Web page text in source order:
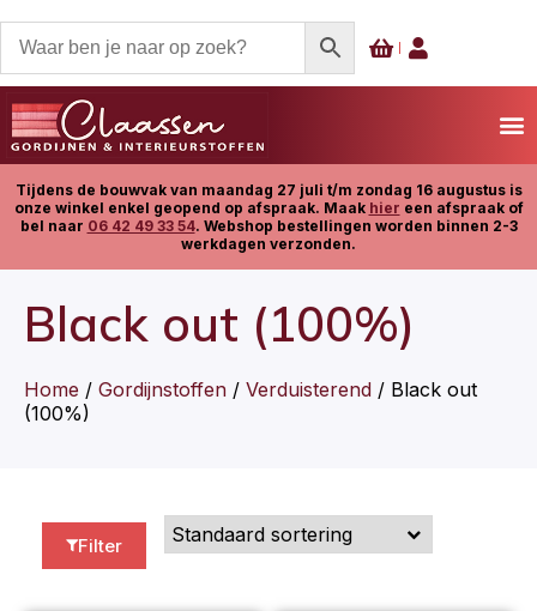
Tijdens de bouwvak van maandag 27 juli t/m zondag 16 augustus is
onze winkel enkel geopend op afspraak. Maak hier een afspraak of
bel naar 06 42 49 33 54. Webshop bestellingen worden binnen 2-3
werkdagen verzonden.
Black out (100%)
Home / Gordijnstoffen / Verduisterend / Black out
(100%)
Filter